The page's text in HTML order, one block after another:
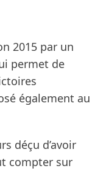
2015 par un
permet de
également au
déçu d’avoir
compter sur